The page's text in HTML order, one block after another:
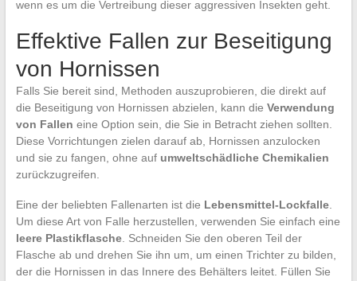
wenn es um die Vertreibung dieser aggressiven Insekten geht.
Effektive Fallen zur Beseitigung
von Hornissen
Falls Sie bereit sind, Methoden auszuprobieren, die direkt auf
die Beseitigung von Hornissen abzielen, kann die Verwendung
von Fallen eine Option sein, die Sie in Betracht ziehen sollten.
Diese Vorrichtungen zielen darauf ab, Hornissen anzulocken
und sie zu fangen, ohne auf umweltschädliche Chemikalien
zurückzugreifen.
Eine der beliebten Fallenarten ist die Lebensmittel-Lockfalle.
Um diese Art von Falle herzustellen, verwenden Sie einfach eine
leere Plastikflasche. Schneiden Sie den oberen Teil der
Flasche ab und drehen Sie ihn um, um einen Trichter zu bilden,
der die Hornissen in das Innere des Behälters leitet. Füllen Sie